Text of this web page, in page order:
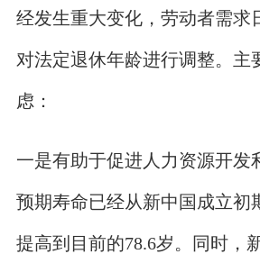
经发生重大变化，劳动者需求
对法定退休年龄进行调整。主
虑：
一是有助于促进人力资源开发
预期寿命已经从新中国成立初
提高到目前的78.6岁。同时，